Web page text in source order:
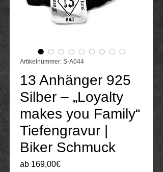
Artikelnummer: S-A044
13 Anhänger 925
Silber – „Loyalty
makes you Family“
Tiefengravur |
Biker Schmuck
ab 169,00€Sale-